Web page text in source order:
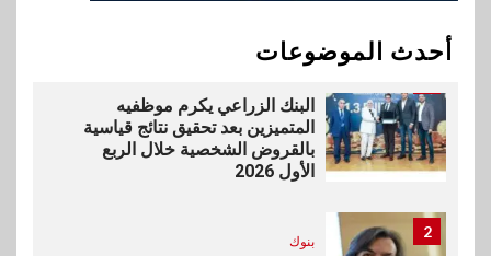
أحدث الموضوعات
البنك الزراعي يكرم موظفيه
المتميزين بعد تحقيق نتائج قياسية
بالقروض الشخصية خلال الربع
الأول 2026
2
بنوك